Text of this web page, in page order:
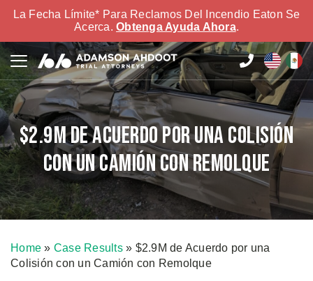
La Fecha Límite* Para Reclamos Del Incendio Eaton Se
Acerca. Obtenga Ayuda Ahora.
$2.9M de Acuerdo por una Colisión
con un Camión con Remolque
Home » Case Results» $2.9M de Acuerdo por una
Colisión con un Camión con Remolque